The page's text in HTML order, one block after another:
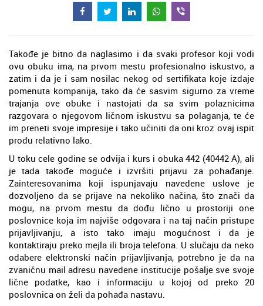
Takođe je bitno da naglasimo i da svaki profesor koji vodi
ovu obuku ima, na prvom mestu profesionalno iskustvo, a
zatim i da je i sam nosilac nekog od sertifikata koje izdaje
pomenuta kompanija, tako da će sasvim sigurno za vreme
trajanja ove obuke i nastojati da sa svim polaznicima
razgovara o njegovom ličnom iskustvu sa polaganja, te će
im preneti svoje impresije i tako učiniti da oni kroz ovaj ispit
prođu relativno lako.
U toku cele godine se odvija i kurs i obuka 442 (40442 A), ali
je tada takođe moguće i izvršiti prijavu za pohađanje.
Zainteresovanima koji ispunjavaju navedene uslove je
dozvoljeno da se prijave na nekoliko načina, što znači da
mogu, na prvom mestu da dođu lično u prostoriji one
poslovnice koja im najviše odgovara i na taj način pristupe
prijavljivanju, a isto tako imaju mogućnost i da je
kontaktiraju preko mejla ili broja telefona. U slučaju da neko
odabere elektronski način prijavljivanja, potrebno je da na
zvaničnu mail adresu navedene institucije pošalje sve svoje
lične podatke, kao i informaciju u kojoj od preko 20
poslovnica on želi da pohađa nastavu.